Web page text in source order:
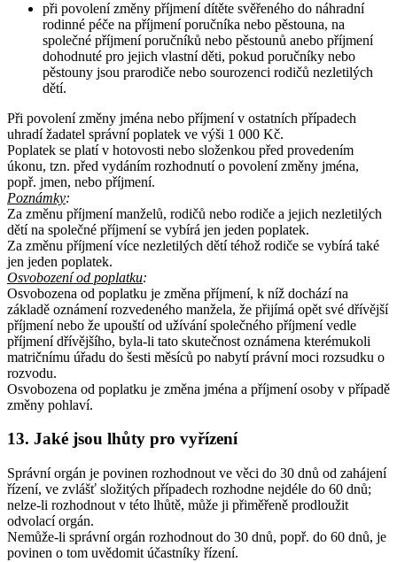
při povolení změny příjmení dítěte svěřeného do náhradní
rodinné péče na příjmení poručníka nebo pěstouna, na
společné příjmení poručníků nebo pěstounů anebo příjmení
dohodnuté pro jejich vlastní děti, pokud poručníky nebo
pěstouny jsou prarodiče nebo sourozenci rodičů nezletilých
dětí.
Při povolení změny jména nebo příjmení v ostatních případech
uhradí žadatel správní poplatek ve výši 1 000 Kč.
Poplatek se platí v hotovosti nebo složenkou před provedením
úkonu, tzn. před vydáním rozhodnutí o povolení změny jména,
popř. jmen, nebo příjmení.
Poznámky:
Za změnu příjmení manželů, rodičů nebo rodiče a jejich nezletilých
dětí na společné příjmení se vybírá jen jeden poplatek.
Za změnu příjmení více nezletilých dětí téhož rodiče se vybírá také
jen jeden poplatek.
Osvobození od poplatku:
Osvobozena od poplatku je změna příjmení, k níž dochází na
základě oznámení rozvedeného manžela, že přijímá opět své dřívější
příjmení nebo že upouští od užívání společného příjmení vedle
příjmení dřívějšího, byla-li tato skutečnost oznámena kterémukoli
matričnímu úřadu do šesti měsíců po nabytí právní moci rozsudku o
rozvodu.
Osvobozena od poplatku je změna jména a příjmení osoby v případě
změny pohlaví.
13. Jaké jsou lhůty pro vyřízení
Správní orgán je povinen rozhodnout ve věci do 30 dnů od zahájení
řízení, ve zvlášť složitých případech rozhodne nejdéle do 60 dnů;
nelze-li rozhodnout v této lhůtě, může ji přiměřeně prodloužit
odvolací orgán.
Nemůže-li správní orgán rozhodnout do 30 dnů, popř. do 60 dnů, je
povinen o tom uvědomit účastníky řízení.